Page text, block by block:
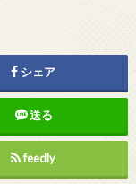
シェア
送る
feedly